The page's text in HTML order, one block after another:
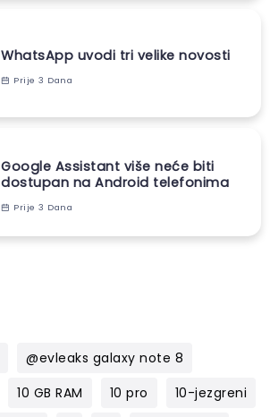
WhatsApp uvodi tri velike novosti
Prije 3 Dana
Google Assistant više neće biti
dostupan na Android telefonima
Prije 3 Dana
@evleaks galaxy note 8
10 GB RAM 10 pro
10-jezgreni